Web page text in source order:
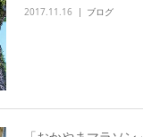
2017.11.16 ブログ